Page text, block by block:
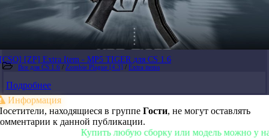
[CSO] [ZP] Extra Item - MP5 TIGER для CS 1.6
Все для CS 1.6 / Zombie Plague [4.3] / Extra items
Подробнее
Информация
находящиеся в группе Гости, не могут оставлять
к данной публикации.
Купить любую сборку или модель можно у нас в